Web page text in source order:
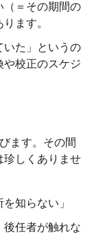
（＝その期間の
ます。
いた」というの
や校正のスケジ
ます。その間
珍しくありませ
知らない」
後任者が触れな